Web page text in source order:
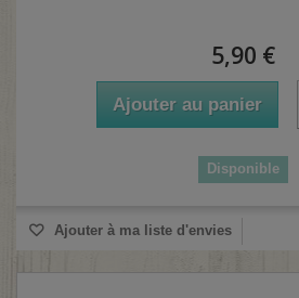
5,90 €
Ajouter au panier
Disponible
Ajouter à ma liste d'envies